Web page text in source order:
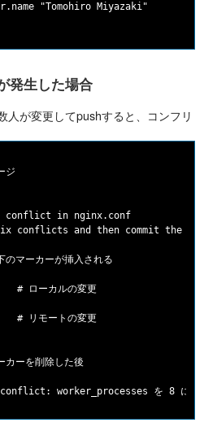
"Tomohiro Miyazaki"
発生した場合
人が変更してpushすると、コンフリ
ジ
conflict in nginx.conf
conflicts and then commit the
マーカーが挿入される
# ローカルの変更
# リモートの変更
カーを削除した後